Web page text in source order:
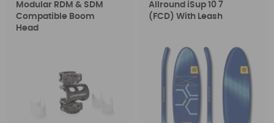
Modular RDM & SDM
Compatible Boom
Head
Allround iSup 10 7
(FCD) With Leash